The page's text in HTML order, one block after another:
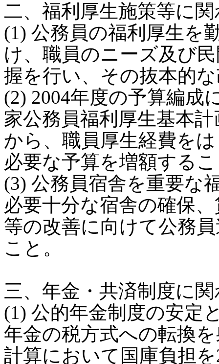
二、福利厚生施策等に
(1) 公務員の福利厚生を
け、職員のニーズ及び
握を行い、その抜本的
(2) 2004年度の予算編成
家公務員福利厚生基本
から、職員厚生経費を
必要な予算を増額する
(3) 公務員宿舎を重要な
必要十分な宿舎の確保
等の改善に向けて公務
こと。
三、年金・共済制度に
(1) 公的年金制度の安定
年金の税方式への転換
計算において国庫負担